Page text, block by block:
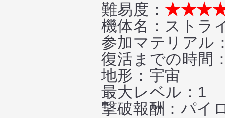
難易度：
機体名：ストラ
参加マテリアル
復活までの時間
地形：宇宙
最大レベル：1
撃破報酬：パイ